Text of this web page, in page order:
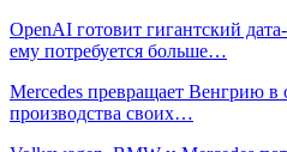
OpenAI готовит гигантский
ему потребуется больше…
Mercedes превращает Венгрию в
производства своих…